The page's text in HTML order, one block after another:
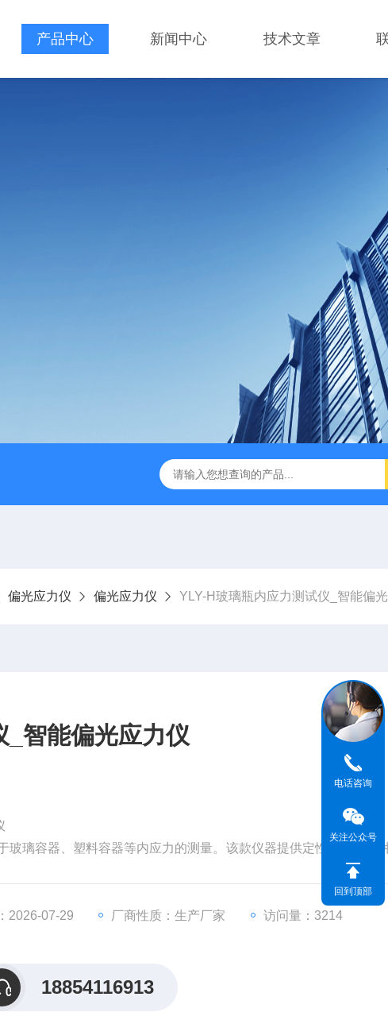
产品中心 新闻中心 技术文章
击检测仪 赛成仪器 密封测漏仪 密封检测设备
偏光应力仪 偏光应力仪 YLY-H玻璃瓶内应力测试仪_智能偏
_智能偏光应力仪
玻璃容器、塑料容器等内应力的测量。该款仪器提供定性、定量两
可以准确的测量出玻璃内应力数值。是制药企业、玻璃制品厂、
2026-07-29 厂商性质：生产厂家 访问量：3214
18854116913
电话咨询
关注公众号
回到顶部